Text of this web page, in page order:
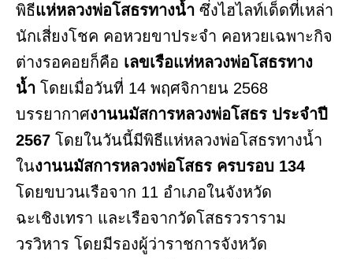
พิธีแห่หลวงพ่อโสธรทางน้ำ ซึ่งไฮไลท์เด็ดที่เหล่า
นักเสี่ยงโชค คอหวยขาประจำ คอหวยเฉพาะกิจ
ต่างรอคอยก็คือ เลขเรือแห่หลวงพ่อโสธรทาง
น้ำ โดยเมื่อวันที่ 14 พฤศจิกายน 2568
บรรยากาศงานนมัสการหลวงพ่อโสธร ประจำปี
2567 โดยในวันนี้มีพิธีแห่หลวงพ่อโสธรทางน้ำ
ในงานนมัสการหลวงพ่อโสธร ครบรอบ 134
โดยขบวนเรือจาก 11 อำเภอในจังหวัด
ฉะเชิงเทรา และเรือจากวัดโสธรวราราม
วรวิหาร โดยมีรองผู้ว่าราชการจังหวัด